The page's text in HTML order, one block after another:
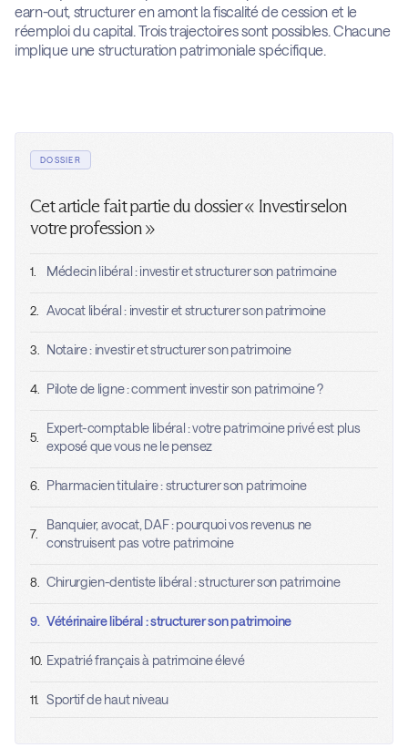
earn-out, structurer en amont la fiscalité de cession et le
réemploi du capital. Trois trajectoires sont possibles. Chacune
implique une structuration patrimoniale spécifique.
DOSSIER
Cet article fait partie du dossier « Investir selon
votre profession »
1. Médecin libéral : investir et structurer son patrimoine
2. Avocat libéral : investir et structurer son patrimoine
3. Notaire : investir et structurer son patrimoine
4. Pilote de ligne : comment investir son patrimoine ?
5.
Expert-comptable libéral : votre patrimoine privé est plus
exposé que vous ne le pensez
6. Pharmacien titulaire : structurer son patrimoine
7.
Banquier, avocat, DAF : pourquoi vos revenus ne
construisent pas votre patrimoine
8. Chirurgien-dentiste libéral : structurer son patrimoine
9. Vétérinaire libéral : structurer son patrimoine
10. Expatrié français à patrimoine élevé
11. Sportif de haut niveau